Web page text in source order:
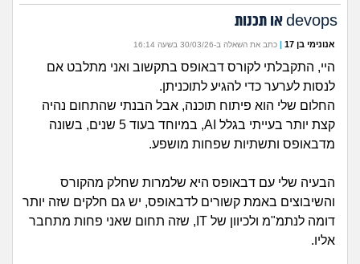
מה קורה כאן?
מתחם הטיפים
מדורים
זוגיות
היריון ולידה
חיפוש שאלות
הרשמה | התחברות
devops או תכנות
אנונימי בן 17 | כתב את השאלה ב-30/03/26 בשעה 16:14
היי, התקבלתי לקורס דבאופס בתקשוב ואני מתלבט אם
לנסות לערער כדי להגיע לתוכניתן.
החלום שלי הוא פיתוח תוכנה, אבל הבנתי שהתחום נהיה
קצת יותר בעייתי בגלל AI, במיוחד בעוד 5 שנים, בשונה
מדבאופס ותשתיות שפחות מושפע.
הבעיה שלי עם דבאופס היא שלמרות שחלק מהקורס
והשיבוצים באמת קשורים לדבאופס, יש גם חלקים שזה יותר
דומה לנתמ"מ ולכיוון של IT, שזה תחום שאני פחות מתחבר
אליו.